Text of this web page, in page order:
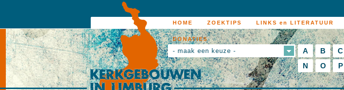
HOME ZOEKTIPS LINKS en LITERATUUR
DONATIES
- maak een keuze - A B C
N
O P